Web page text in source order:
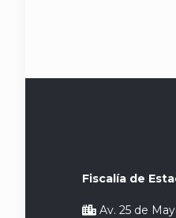
Fiscalía de
Av. 25 de